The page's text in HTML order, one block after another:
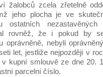
žalobců zcela zřetelně
jeho plocha je ve
ostatních nezastavěných
rovněž, že i pokud by
oprávněně, nebyli
let, jestliže nejpozději v
kupní smlouvě ze dne 20.
parcelní číslo.